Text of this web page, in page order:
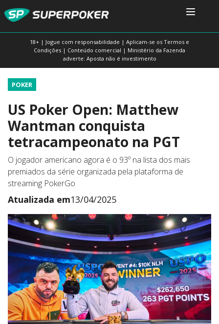
18+ | Jogue com responsabilidade | Aplicam-se os Termos e
Condições | Conteúdo comercial | Ministério da Fazenda
adverte: Aposta não é investimento
POKER
US Poker Open: Matthew
Wantman conquista
tetracampeonato na PGT
O jogador americano agora é o 93º na lista dos mais
premiados da série organizada pela plataforma de
streaming PokerGo
Atualizada em13/04/2025